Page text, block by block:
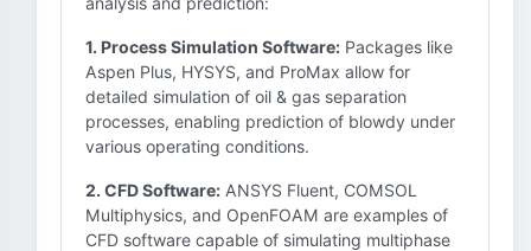
1. Process Simulation Software: Packages like
Aspen Plus, HYSYS, and ProMax allow for
detailed simulation of oil & gas separation
processes, enabling prediction of blowdy under
various operating conditions.
2. CFD Software: ANSYS Fluent, COMSOL
Multiphysics, and OpenFOAM are examples of
CFD software capable of simulating multiphase